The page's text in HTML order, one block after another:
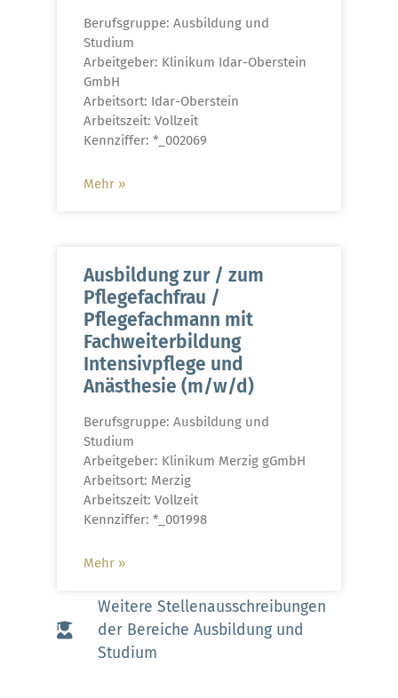
Berufsgruppe: Ausbildung und
Studium
Arbeitgeber: Klinikum Idar-Oberstein
GmbH
Arbeitsort: Idar-Oberstein
Arbeitszeit: Vollzeit
Kennziffer: *_002069
Mehr »
Ausbildung zur / zum
Pflegefachfrau /
Pflegefachmann mit
Fachweiterbildung
Intensivpflege und
Anästhesie (m/w/d)
Berufsgruppe: Ausbildung und
Studium
Arbeitgeber: Klinikum Merzig gGmbH
Arbeitsort: Merzig
Arbeitszeit: Vollzeit
Kennziffer: *_001998
Mehr »
Weitere Stellenausschreibungen
der Bereiche Ausbildung und
Studium